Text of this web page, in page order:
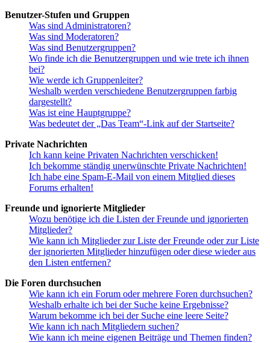
Benutzer-Stufen und Gruppen
Was sind Administratoren?
Was sind Moderatoren?
Was sind Benutzergruppen?
Wo finde ich die Benutzergruppen und wie trete ich ihnen
bei?
Wie werde ich Gruppenleiter?
Weshalb werden verschiedene Benutzergruppen farbig
dargestellt?
Was ist eine Hauptgruppe?
Was bedeutet der „Das Team“-Link auf der Startseite?
Private Nachrichten
Ich kann keine Privaten Nachrichten verschicken!
Ich bekomme ständig unerwünschte Private Nachrichten!
Ich habe eine Spam-E-Mail von einem Mitglied dieses
Forums erhalten!
Freunde und ignorierte Mitglieder
Wozu benötige ich die Listen der Freunde und ignorierten
Mitglieder?
Wie kann ich Mitglieder zur Liste der Freunde oder zur Liste
der ignorierten Mitglieder hinzufügen oder diese wieder aus
den Listen entfernen?
Die Foren durchsuchen
Wie kann ich ein Forum oder mehrere Foren durchsuchen?
Weshalb erhalte ich bei der Suche keine Ergebnisse?
Warum bekomme ich bei der Suche eine leere Seite?
Wie kann ich nach Mitgliedern suchen?
Wie kann ich meine eigenen Beiträge und Themen finden?